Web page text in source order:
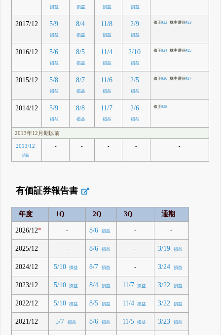
損益 損益 損益 損益
2017/12 5/9
損益
8/4
損益
11/8
損益
2/9
損益
修正#22 株主優待#23
2016/12 5/6
損益
8/5
損益
11/4
損益
2/10
損益
修正#24 株主優待#25
2015/12 5/8
損益
8/7
損益
11/6
損益
2/5
損益
修正#26 株主優待#27
2014/12 5/9
損益
8/8
損益
11/7
損益
2/6
損益
修正#28
2013年12月期以前
2013/12
損益
- - - - -
有価証券報告書
年度 1Q 2Q 3Q 通期
2026/12* - 8/6 損益 - -
2025/12 - 8/6 損益 - 3/19 損益
2024/12 5/10 損益 8/7 損益 - 3/24 損益
2023/12 5/10 損益 8/4 損益 11/7 損益 3/22 損益
2022/12 5/10 損益 8/5 損益 11/4 損益 3/22 損益
2021/12 5/7 損益 8/6 損益 11/5 損益 3/23 損益